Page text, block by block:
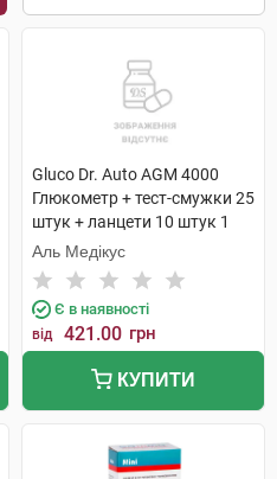
Gluco Dr. Auto AGM 4000
Глюкометр + тест-смужки 25
штук + ланцети 10 штук 1
набір
Аль Медікус
Є в наявності
від 421.00 грн
КУПИТИ